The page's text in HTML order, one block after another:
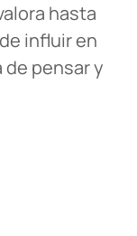
hasta
influir en
pensar y